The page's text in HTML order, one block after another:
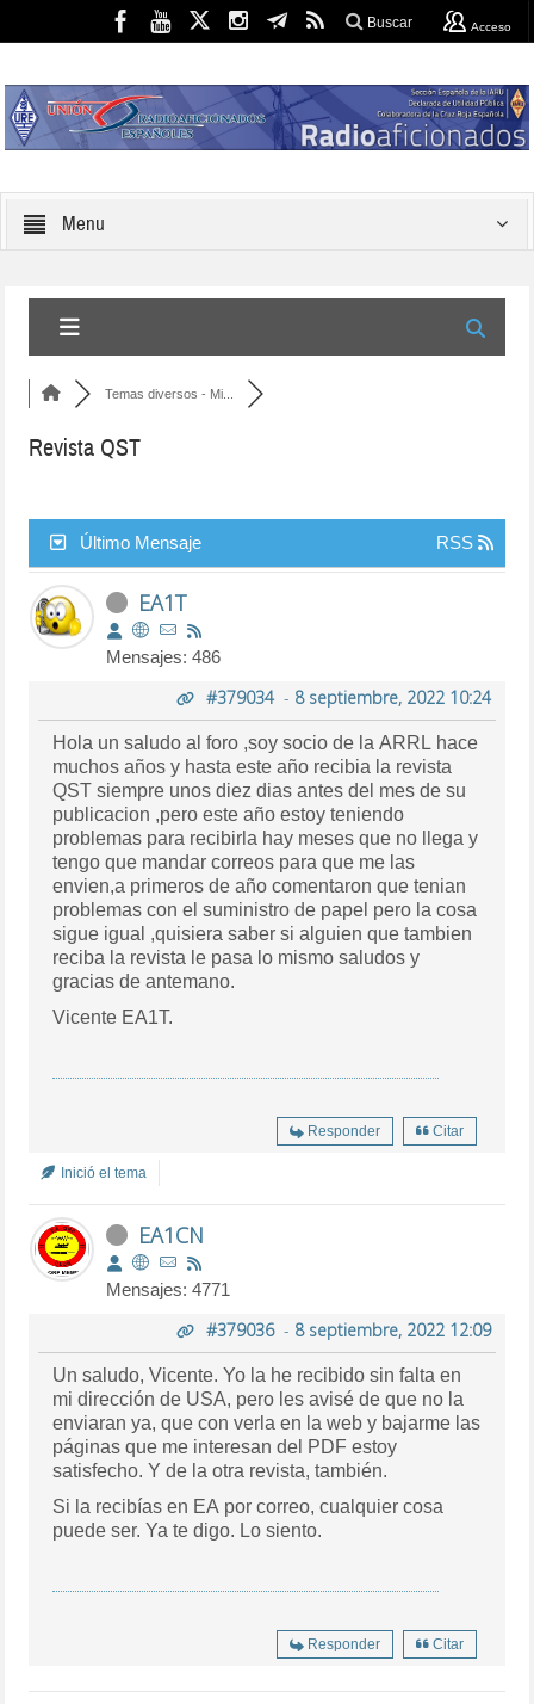
Buscar Acceso
Menu
Temas diversos - Mi...
Revista QST
Último Mensaje RSS
EA1T
Mensajes: 486
#379034- 8 septiembre, 2022 10:24
Hola un saludo al foro ,soy socio de la ARRL hace
muchos años y hasta este año recibia la revista
QST siempre unos diez dias antes del mes de su
publicacion ,pero este año estoy teniendo
problemas para recibirla hay meses que no llega y
tengo que mandar correos para que me las
envien,a primeros de año comentaron que tenian
problemas con el suministro de papel pero la cosa
sigue igual ,quisiera saber si alguien que tambien
reciba la revista le pasa lo mismo saludos y
gracias de antemano.
Vicente EA1T.
Responder Citar
Inició el tema
EA1CN
Mensajes: 4771
#379036- 8 septiembre, 2022 12:09
Un saludo, Vicente. Yo la he recibido sin falta en
mi dirección de USA, pero les avisé de que no la
enviaran ya, que con verla en la web y bajarme las
páginas que me interesan del PDF estoy
satisfecho. Y de la otra revista, también.
Si la recibías en EA por correo, cualquier cosa
puede ser. Ya te digo. Lo siento.
Responder Citar